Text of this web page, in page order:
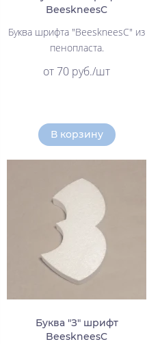
BeeskneesC
Буква шрифта "BeeskneesC" из
пенопласта.
от 70 руб./шт
В корзину
Буква "З" шрифт
BeeskneesC